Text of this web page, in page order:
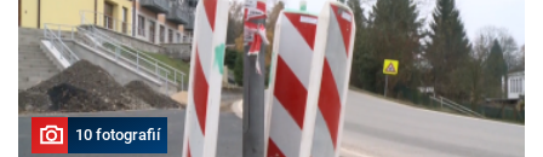
10 fotografií